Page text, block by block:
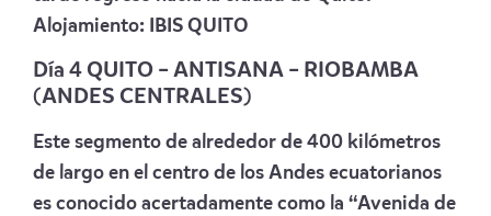
Alojamiento:
IBIS QUITO
Día 4 QUITO – ANTISANA – RIOBAMBA
(ANDES CENTRALES)
Este segmento de alrededor de 400 kilómetros
de largo en el centro de los Andes ecuatorianos
es conocido acertadamente como la “Avenida de